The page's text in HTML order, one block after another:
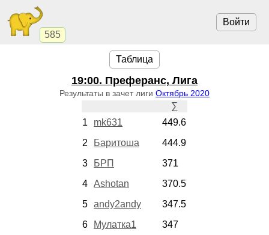
585
Войти
Таблица
19:00. Преферанс, Лига
Результаты в зачет лиги Октябрь 2020
∑
1
mk631
449.6
2
Баритоша
444.9
3
БРП
371
4 Ashotan
370.5
5 andy2andy
347.5
6
Мулатка1
347